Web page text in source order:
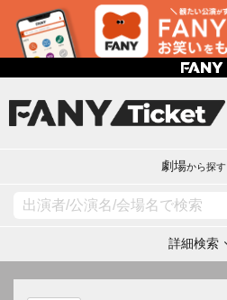
劇場から探す
詳細検索